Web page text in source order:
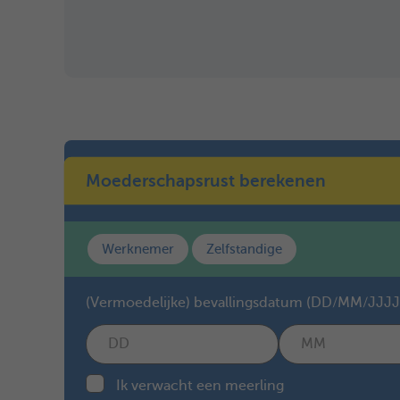
Moederschapsrust berekenen
Werknemer Zelfstandige
(Vermoedelijke) bevallingsdatum (DD/MM/
Ik verwacht een meerling